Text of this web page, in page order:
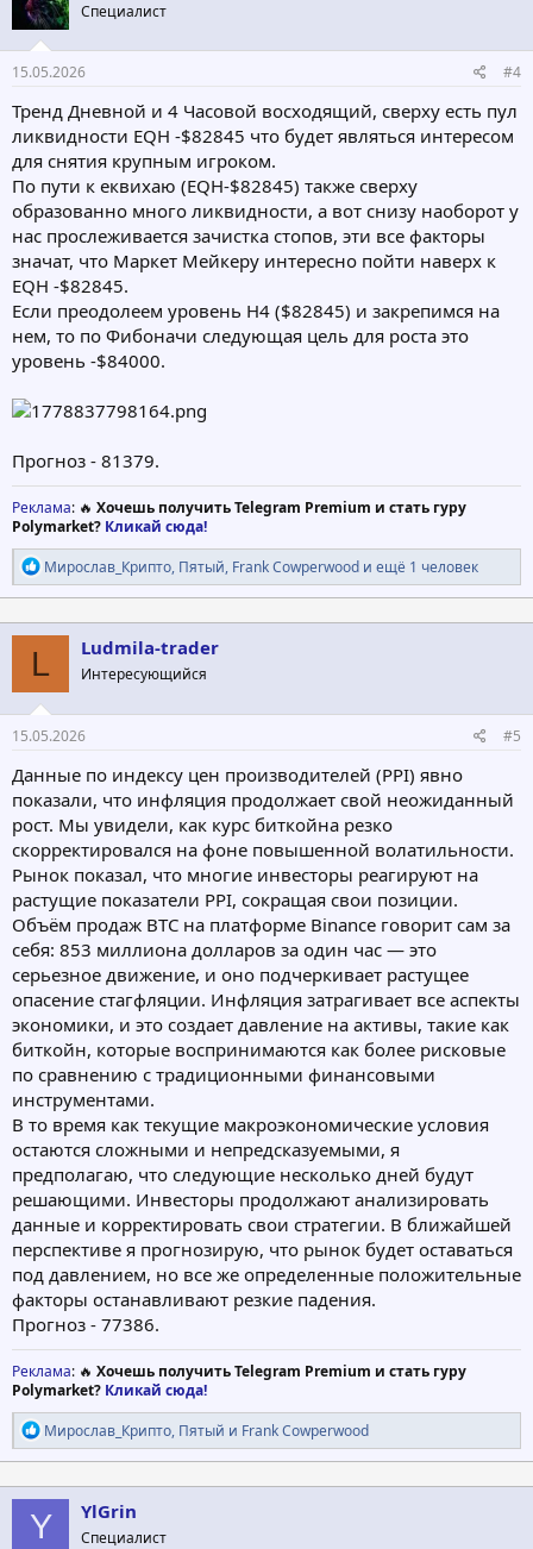
и
:
Специалист
15.05.2026 #4
Тренд Дневной и 4 Часовой восходящий, сверху есть пул
ликвидности EQH -$82845 что будет являться интересом
для снятия крупным игроком.
По пути к еквихаю (EQH-$82845) также сверху
образованно много ликвидности, а вот снизу наоборот у
нас прослеживается зачистка стопов, эти все факторы
значат, что Маркет Мейкеру интересно пойти наверх к
EQH -$82845.
Если преодолеем уровень Н4 ($82845) и закрепимся на
нем, то по Фибоначи следующая цель для роста это
уровень -$84000.
Прогноз - 81379.
Реклама: 🔥 Хочешь получить Telegram Premium и стать гуру
Polymarket? Кликай сюда!
Р
е
а
к
ц
и
:
Мирослав_Крипто, Пятый, Frank Cowperwood и ещё 1 человек
L Ludmila-trader
Интересующийся
15.05.2026 #5
Данные по индексу цен производителей (PPI) явно
показали, что инфляция продолжает свой неожиданный
рост. Мы увидели, как курс биткойна резко
скорректировался на фоне повышенной волатильности.
Рынок показал, что многие инвесторы реагируют на
растущие показатели PPI, сокращая свои позиции.
Объём продаж BTC на платформе Binance говорит сам за
себя: 853 миллиона долларов за один час — это
серьезное движение, и оно подчеркивает растущее
опасение стагфляции. Инфляция затрагивает все аспекты
экономики, и это создает давление на активы, такие как
биткойн, которые воспринимаются как более рисковые
по сравнению с традиционными финансовыми
инструментами.
В то время как текущие макроэкономические условия
остаются сложными и непредсказуемыми, я
предполагаю, что следующие несколько дней будут
решающими. Инвесторы продолжают анализировать
данные и корректировать свои стратегии. В ближайшей
перспективе я прогнозирую, что рынок будет оставаться
под давлением, но все же определенные положительные
факторы останавливают резкие падения.
Прогноз - 77386.
Реклама: 🔥 Хочешь получить Telegram Premium и стать гуру
Polymarket? Кликай сюда!
Р
е
а
к
ц
и
Мирослав_Крипто, Пятый и Frank Cowperwood
Y YlGrin
Специалист